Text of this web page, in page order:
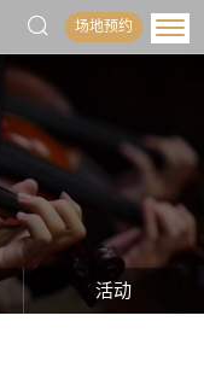
场地预约
活动